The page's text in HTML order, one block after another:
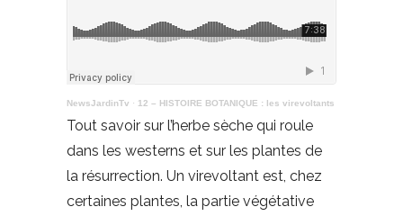
NewsJardinTv · 12 – HISTOIRE BOTANIQUE : les virevoltants
Tout savoir sur l’herbe sèche qui roule
dans les westerns et sur les plantes de
la résurrection. Un virevoltant est, chez
certaines plantes, la partie végétative